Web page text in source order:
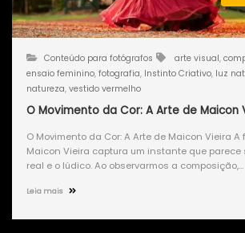
Conteúdo para fotógrafos arte visual,
ensaio feminino, fotografia, Instinto Criativo, luz
natureza, vestido vermelho
O Movimento da Cor: A Arte de Maicon
O Movimento da Cor: A Arte de Maicon Vieira
Maicon Vieira captura um instante que parece
real e o lúdico. Ao observarmos a composição,…
Leia mais